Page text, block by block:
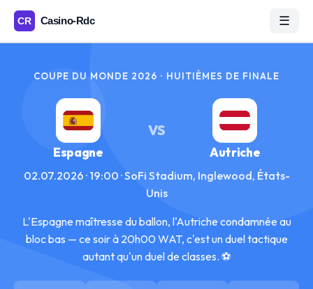
☰
COUPE DU MONDE 2026 · HUITIÈMES DE FINALE
Espagne
VS
Autriche
02.07.2026 · 19:00 · SoFi Stadium, Inglewood, États-
Unis
L'Espagne maîtresse du ballon, l'Autriche condamnée au
bloc bas — ce soir à 20h00 WAT, c'est un duel tactique
autant qu'un duel de classes. ⚽